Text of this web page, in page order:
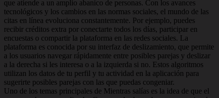
que atiende a un amplio abanico de personas. Con los avances
tecnológicos y los cambios en las normas sociales, el mundo de las
citas en línea evoluciona constantemente. Por ejemplo, puedes
recibir créditos extra por conectarte todos los días, participar en
encuestas o compartir la plataforma en las redes sociales. La
plataforma es conocida por su interfaz de deslizamiento, que permite
a los usuarios navegar rápidamente entre posibles parejas y deslizar
a la derecha si les interesa o a la izquierda si no. Estos algoritmos
utilizan los datos de tu perfil y tu actividad en la aplicación para
sugerirte posibles parejas con las que puedas congeniar.
Uno de los temas principales de Mientras salías es la idea de que el